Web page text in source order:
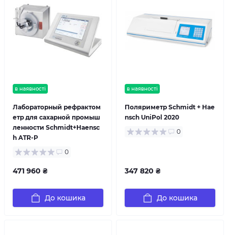
в наявності
Лабораторный рефрактом
етр для сахарной промыш
ленности Schmidt+Haensc
h ATR-P
0
471 960 ₴
До кошика
в наявності
Поляриметр Schmidt + Hae
nsch UniPol 2020
0
347 820 ₴
До кошика